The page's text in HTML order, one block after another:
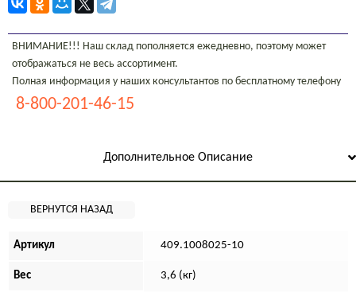
ВНИМАНИЕ!!! Наш склад пополняется ежедневно, поэтому может
отображаться не весь ассортимент.
Полная информация у наших консультантов по бесплатному телефону
8-800-201-46-15
Дополнительное Описание
Артикул 409.1008025-10
Вес 3,6 (кг)